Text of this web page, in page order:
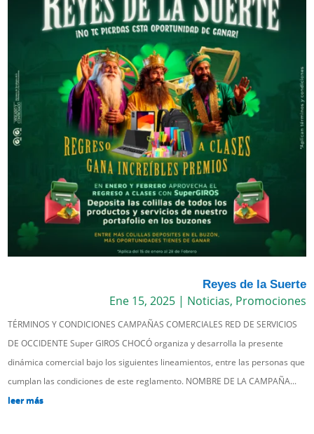
Reyes de la Suerte
Ene 15, 2025| Noticias, Promociones
TÉRMINOS Y CONDICIONES CAMPAÑAS COMERCIALES RED DE SERVICIOS
DE OCCIDENTE Super GIROS CHOCÓ organiza y desarrolla la presente
dinámica comercial bajo los siguientes lineamientos, entre las personas que
cumplan las condiciones de este reglamento. NOMBRE DE LA CAMPAÑA...
leer más